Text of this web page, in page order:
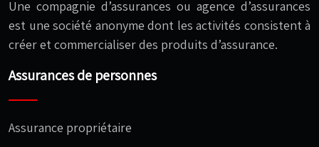
Une compagnie d’assurances ou agence d’assurances
est une société anonyme dont les activités consistent à
créer et commercialiser des produits d’assurance.
Assurances de personnes
Assurance propriétaire